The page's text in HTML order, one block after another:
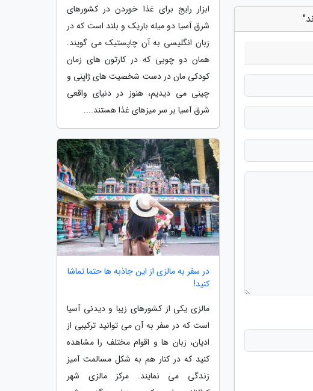
ابزار رایج برای غذا خوردن در کشورهای
شرق آسیا دو میله باریک و بلند است که در
زبان انگلیسی به آن چاپستیک می گویند.
همان دو چوبی که در کارتون های زمان
کودکی مان در دست شخصیت های ژاپنی و
چینی می دیدیم، هنوز در دنیای واقعی
شرق آسیا بر سر میزهای غذا هستند....
در سفر به مالزی از این جاذبه ها حتما تماشا
کنید!
مالزی یکی از کشورهای زیبا و دیدنی آسیا
است که در سفر به آن می توانید ترکیبی از
ادیان، زبان ها و اقوام مختلف را مشاهده
کنید که در کنار هم به شکل مسالمت آمیز
زندگی می نمایند. مرکز مالزی شهر